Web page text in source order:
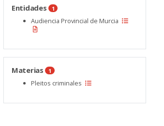
Entidades 1
Audiencia Provincial de Murcia
Materias 1
Pleitos criminales